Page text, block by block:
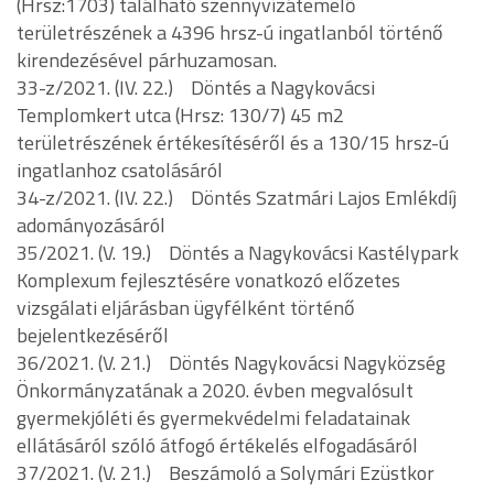
területrészének a 4396 hrsz-ú ingatlanból történő
kirendezésével párhuzamosan.
33-z/2021. (IV. 22.) Döntés a Nagykovácsi
Templomkert utca (Hrsz: 130/7) 45 m2
területrészének értékesítéséről és a 130/15 hrsz-ú
ingatlanhoz csatolásáról
34-z/2021. (IV. 22.) Döntés Szatmári Lajos Emlékdíj
adományozásáról
35/2021. (V. 19.) Döntés a Nagykovácsi Kastélypark
Komplexum fejlesztésére vonatkozó előzetes
vizsgálati eljárásban ügyfélként történő
bejelentkezéséről
36/2021. (V. 21.) Döntés Nagykovácsi Nagyközség
Önkormányzatának a 2020. évben megvalósult
gyermekjóléti és gyermekvédelmi feladatainak
ellátásáról szóló átfogó értékelés elfogadásáról
37/2021. (V. 21.) Beszámoló a Solymári Ezüstkor